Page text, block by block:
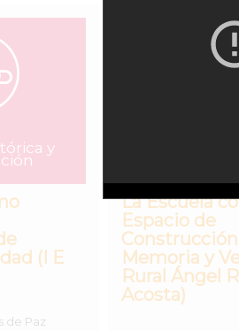
y
(I E
de Paz
La Escuela
Espacio de
Memoria y
Rural Ángel
Acosta)